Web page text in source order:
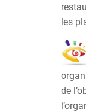
les
de